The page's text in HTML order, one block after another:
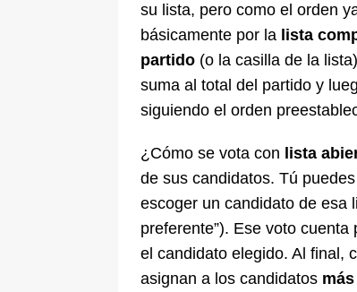
su lista, pero como el orden
básicamente por la lista
partido (o la casilla de la
suma al total del partido y
siguiendo el orden
¿Cómo se vota con lista
de sus candidatos. Tú
escoger un candidato de esa
preferente”). Ese voto
el candidato elegido. Al final,
asignan a los candidatos